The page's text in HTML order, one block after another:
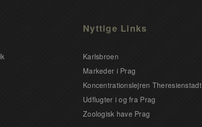
Nyttige Links
Karlsbroen
Markeder i Prag
Koncentrationslejren Theresienstadt
Udflugter i og fra Prag
Zoologisk have Prag